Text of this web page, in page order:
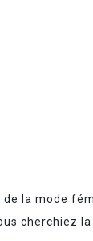
la mode
cherchiez